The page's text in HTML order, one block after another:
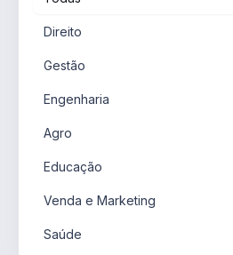
Direito
Gestão
Engenharia
Agro
Educação
Venda e Marketing
Saúde